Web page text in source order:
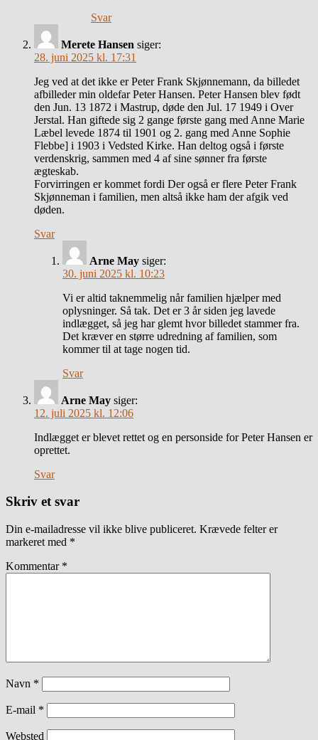
Svar
Merete Hansen siger:
28. juni 2025 kl. 17:31
Jeg ved at det ikke er Peter Frank Skjønnemann, da billedet
afbilleder min oldefar Peter Hansen. Peter Hansen blev født
den Jun. 13 1872 i Mastrup, døde den Jul. 17 1949 i Over
Jerstal. Han giftede sig 2 gange første gang med Anne Marie
Læbel levede 1874 til 1901 og 2. gang med Anne Sophie
Flebbe] i 1903 i Vedsted Kirke. Han deltog også i første
verdenskrig, sammen med 4 af sine sønner fra første
ægteskab.
Forvirringen er kommet fordi Der også er flere Peter Frank
Skjønneman i familien, men altså ikke ham der afgik ved
døden.
Svar
Arne May siger:
30. juni 2025 kl. 10:23
Vi er altid taknemmelig når familien hjælper med
oplysninger. Så tak. Det er 3 år siden jeg lavede
indlægget, så jeg har glemt hvor billedet stammer fra.
Det kræver en større udredning af familien, som
kommer til at tage nogen tid.
Svar
Arne May siger:
12. juli 2025 kl. 12:06
Indlægget er blevet rettet og en personside for Peter Hansen er
oprettet.
Svar
Skriv et svar
Din e-mailadresse vil ikke blive publiceret. Krævede felter er
markeret med *
Kommentar *
Navn *
E-mail *
Websted